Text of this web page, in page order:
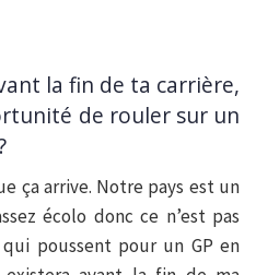
la fin de ta carrière,
de rouler sur un
ça arrive. Notre pays est un
écolo donc ce n’est pas
poussent pour un GP en